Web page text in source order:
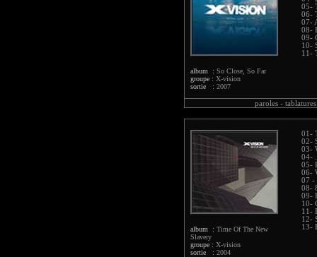
album : So Close, So Far
groupe : X-vision
sortie : 2007
05-
06-
07-
08-
09-
10-
11-
paroles -
album : Time Of The New
Slavery
groupe : X-vision
sortie : 2004
01-
02-
03-
04-
05-
06-
07 -
08-
09-
10-
11-
12-
13-